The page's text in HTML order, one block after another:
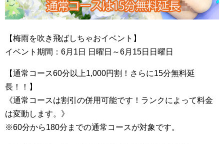
【梅雨を吹き飛ばしちゃおイベント】
イベント期間：6月1日 日曜日～6月15日日曜日
【通常コース60分以上1,000円割！さらに15分無料延
長！！】
《通常コースは割引の併用可能です！ランクによって料金
は変動します。》
※60分から180分までの通常コースが対象です。